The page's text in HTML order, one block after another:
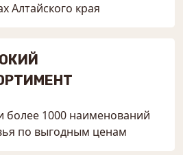
Алтайского края
более 1000 наименований
по выгодным ценам